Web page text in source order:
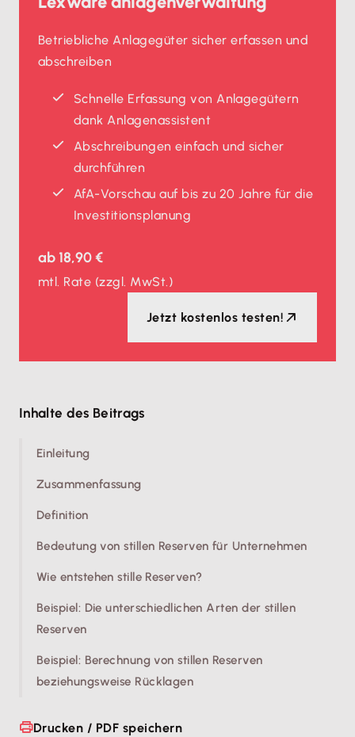
Betriebliche Anlagegüter sicher erfassen und
abschreiben
Schnelle Erfassung von Anlagegütern
dank Anlagenassistent
Abschreibungen einfach und sicher
durchführen
AfA-Vorschau auf bis zu 20 Jahre für die
Investitionsplanung
ab 18,90 €
mtl. Rate (zzgl. MwSt.)
Jetzt kostenlos testen!
Inhalte des Beitrags
Einleitung
Zusammenfassung
Definition
Bedeutung von stillen Reserven für Unternehmen
Wie entstehen stille Reserven?
Beispiel: Die unterschiedlichen Arten der stillen
Reserven
Beispiel: Berechnung von stillen Reserven
beziehungsweise Rücklagen
Drucken / PDF speichern